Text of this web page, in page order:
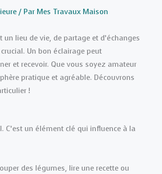
/ Par Mes Travaux Maison
lieu de vie, de partage et d’échanges
Un bon éclairage peut
et recevoir. Que vous soyez amateur
pratique et agréable. Découvrons
!
un élément clé qui influence à la
des légumes, lire une recette ou